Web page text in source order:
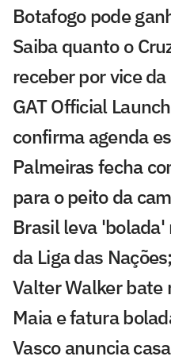
Botafogo pode
Saiba quanto o
receber por vice
GAT Official
confirma agenda
Palmeiras fecha
para o peito da
Brasil leva
da Liga das
Valter Walker bate
Maia e fatura
Vasco anuncia